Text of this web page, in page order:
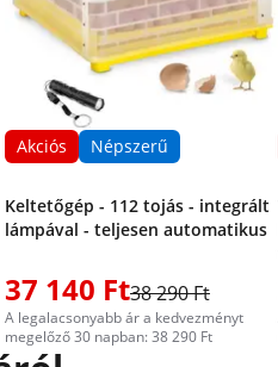
Akciós Népszerű
Keltetőgép - 112 tojás - integrált
lámpával - teljesen automatikus
37 140 Ft38 290 Ft
A legalacsonyabb ár a kedvezményt
megelőző 30 napban: 38 290 Ft